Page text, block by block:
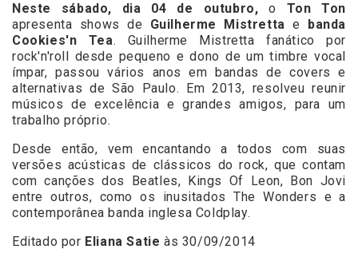
Neste sábado, dia 04 de outubro, o Ton Ton
apresenta shows de Guilherme Mistrettae
banda
Cookies'n Tea. Guilherme Mistretta fanático por
rock'n'roll desde pequeno e dono de um timbre vocal
ímpar, passou vários anos em bandas de covers e
alternativas de São Paulo. Em 2013, resolveu reunir
músicos de excelência e grandes amigos, para um
trabalho próprio.
Desde então, vem encantando a todos com suas
versões acústicas de clássicos do rock, que contam
com canções dos Beatles, Kings Of Leon, Bon Jovi
entre outros, como os inusitados The Wonders e a
contemporânea banda inglesa Coldplay.
Editado por Eliana Satie às 30/09/2014